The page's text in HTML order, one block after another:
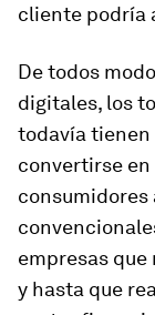
cliente podría
De todos
digitales, los
todavía tienen
convertirse
consumidores
empresas
y hasta que